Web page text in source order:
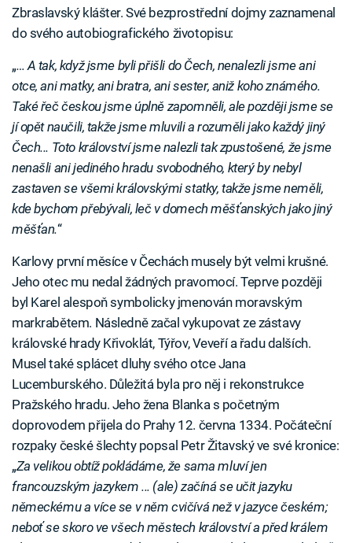
Zbraslavský klášter. Své bezprostřední dojmy zaznamenal
do svého autobiografického životopisu:
„… A tak, když jsme byli přišli do Čech, nenalezli jsme ani
otce, ani matky, ani bratra, ani sester, aniž koho známého.
Také řeč českou jsme úplně zapomněli, ale později jsme se
jí opět naučili, takže jsme mluvili a rozuměli jako každý jiný
Čech... Toto království jsme nalezli tak zpustošené, že jsme
nenašli ani jediného hradu svobodného, který by nebyl
zastaven se všemi královskými statky, takže jsme neměli,
kde bychom přebývali, leč v domech měšťanských jako jiný
měšťan.“
Karlovy první měsíce v Čechách musely být velmi krušné.
Jeho otec mu nedal žádných pravomocí. Teprve později
byl Karel alespoň symbolicky jmenován moravským
markrabětem. Následně začal vykupovat ze zástavy
královské hrady Křivoklát, Týřov, Veveří a řadu dalších.
Musel také splácet dluhy svého otce Jana
Lucemburského. Důležitá byla pro něj i rekonstrukce
Pražského hradu. Jeho žena Blanka s početným
doprovodem přijela do Prahy 12. června 1334. Počáteční
rozpaky české šlechty popsal Petr Žitavský ve své kronice:
„Za velikou obtíž pokládáme, že sama mluví jen
francouzským jazykem ... (ale) začíná se učit jazyku
německému a více se v něm cvičívá než v jazyce českém;
neboť se skoro ve všech městech království a před králem